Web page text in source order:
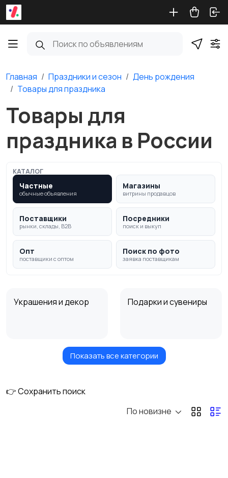
Главная Праздники и сезон
День рождения
Товары для праздника
Товары для
праздника в России
КАТАЛОГ
Частные
обычные объявления
Магазины
витрины продавцов
Поставщики
рынки, склады, B2B
Посредники
поиск и выкуп
Опт
поставщики с оптом
Поиск по фото
заявка поставщикам
Украшения и декор Подарки и сувениры
Показать все категории
👉 Сохранить поиск
По новизне